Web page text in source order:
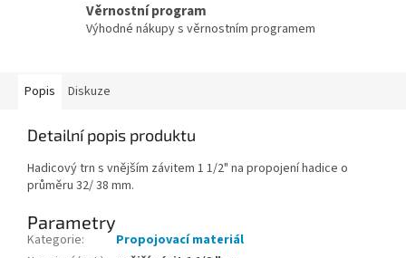
Věrnostní program
Výhodné nákupy s věrnostním programem
Popis Diskuze
Detailní popis produktu
Hadicový trn s vnějším závitem 1 1/2" na propojení hadice o
průměru 32/ 38 mm.
Parametry
Kategorie:
Propojovací materiál